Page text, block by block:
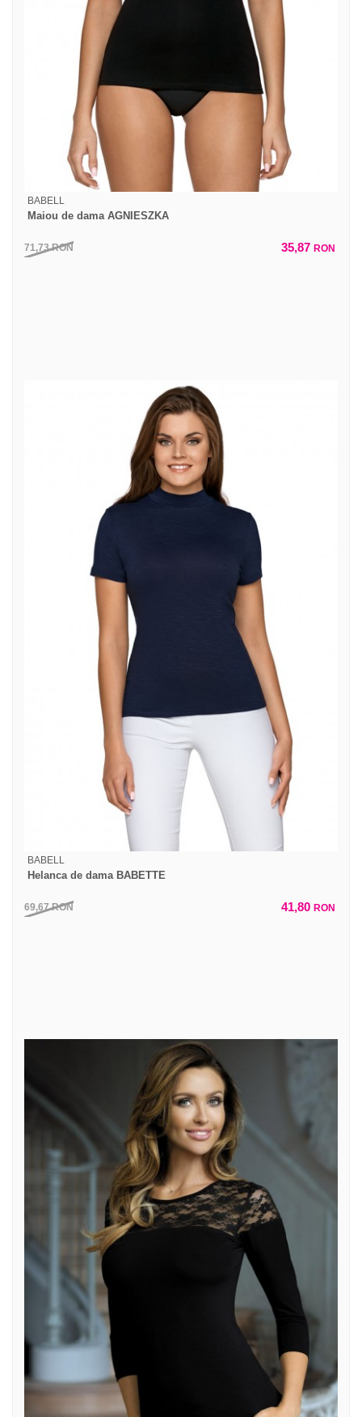
BABELL
Maiou de dama AGNIESZKA
71,73RON 35,87 RON
BABELL
Helanca de dama BABETTE
69,67RON 41,80 RON